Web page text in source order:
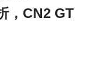
，CN2 GT